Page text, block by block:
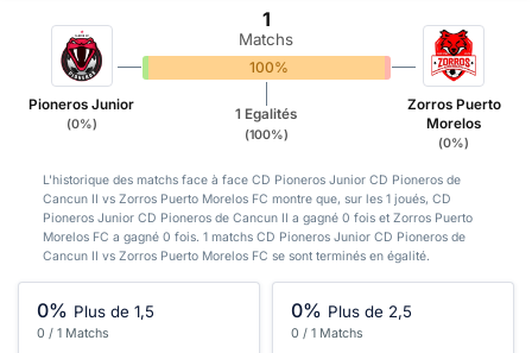
Pioneros Junior
(0%)
1
Matchs
100% 0%
1 Egalités
(100%)
Zorros Puerto
Morelos
(0%)
L'historique des matchs face à face CD Pioneros Junior CD Pioneros de
Cancun II vs Zorros Puerto Morelos FC montre que, sur les 1 joués, CD
Pioneros Junior CD Pioneros de Cancun II a gagné 0 fois et Zorros Puerto
Morelos FC a gagné 0 fois. 1 matchs CD Pioneros Junior CD Pioneros de
Cancun II vs Zorros Puerto Morelos FC se sont terminés en égalité.
0% Plus de 1,5
0 / 1 Matchs
0% Plus de 2,5
0 / 1 Matchs